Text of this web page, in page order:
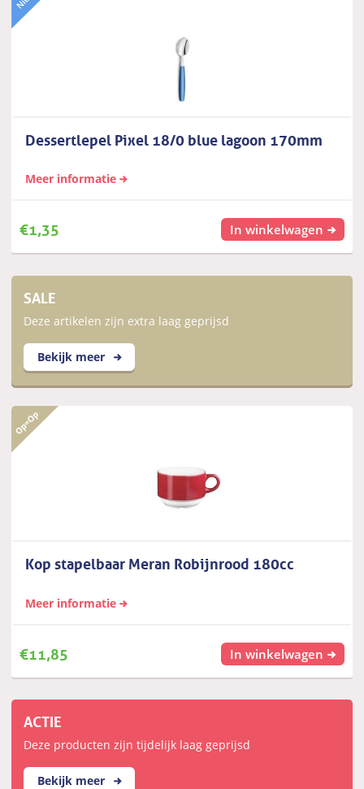
Dessertlepel Pixel 18/0 blue lagoon 170mm
Meer informatie
€1,35 In winkelwagen
SALE
Deze artikelen zijn extra laag geprijsd
Bekijk meer
Kop stapelbaar Meran Robijnrood 180cc
Meer informatie
€11,85 In winkelwagen
ACTIE
Deze producten zijn tijdelijk laag geprijsd
Bekijk meer